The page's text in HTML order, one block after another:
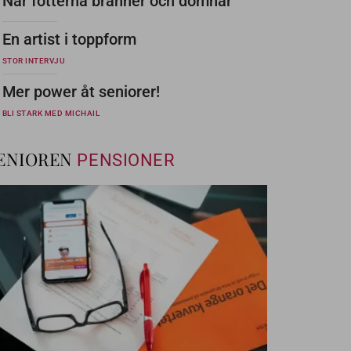
En artist i toppform
STOR INTERVJU
Mer power åt seniorer!
BLI STARK MED MICHAIL
PENSIONER